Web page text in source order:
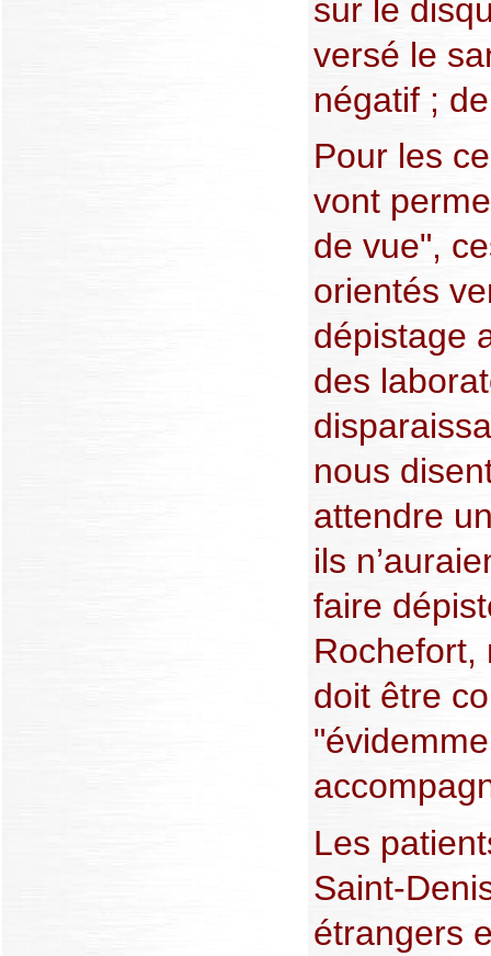
sur le
versé le
négatif ;
Pour les
vont
de vue",
orientés
dépistage
des
nous
attendre
ils
faire
Rochefort,
doit être
Les
Saint-
étrangers